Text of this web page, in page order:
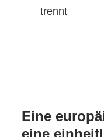
trennt
Eine
eine